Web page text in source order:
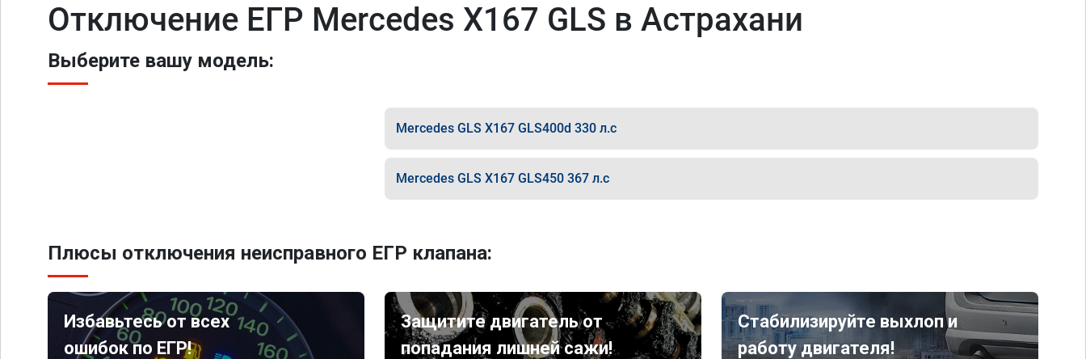
Отключение ЕГР Mercedes X167 GLS в Астрахани
Выберите вашу модель:
Mercedes GLS X167 GLS400d 330 л.с
Mercedes GLS X167 GLS450 367 л.с
Плюсы отключения неисправного ЕГР клапана:
Избавьтесь от всех
ошибок по ЕГР!
Защитите двигатель от
попадания лишней сажи!
Стабилизируйте выхлоп и
работу двигателя!